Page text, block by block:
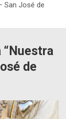
San José de
“Nuestra
de
- LA MERCED